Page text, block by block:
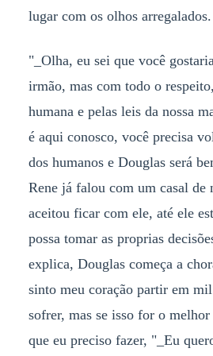
lugar com os olhos arregalados.
"_Olha, eu sei que você
irmão, mas com todo o
humana e pelas leis da nossa
é aqui conosco, você precisa
dos humanos e Douglas será
Rene já falou com um casal de
aceitou ficar com ele, até ele
possa tomar as proprias
explica, Douglas começa a
sinto meu coração partir em
sofrer, mas se isso for o
que eu preciso fazer, "_Eu